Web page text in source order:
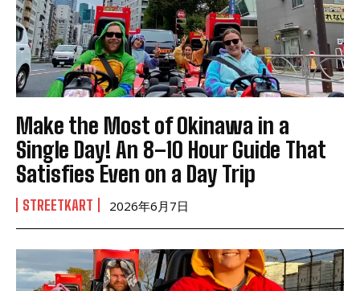
Make the Most of Okinawa in a
Single Day! An 8–10 Hour Guide That
Satisfies Even on a Day Trip
STREETKART 2026年6月7日